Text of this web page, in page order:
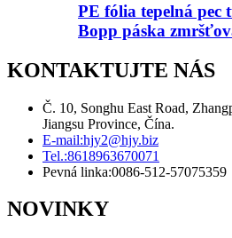
PE fólia tepelná pec
Bopp páska
KONTAKTUJTE NÁS
Č. 10, Songhu East Road,
Jiangsu Province, Čína.
E-mail:hjy2@hjy.biz
Tel.:8618963670071
Pevná linka:0086-512-57075359
NOVINKY